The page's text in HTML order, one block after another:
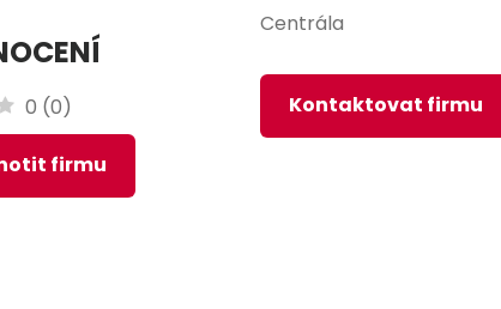
0 (0)
firmu
Centrála
Kontaktovat firmu